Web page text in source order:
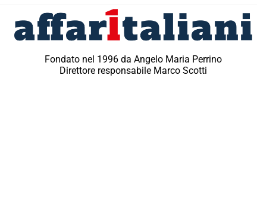
Fondato nel 1996 da Angelo Maria Perrino
Direttore responsabile Marco Scotti